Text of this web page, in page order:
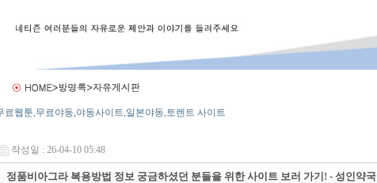
작성일 : 26-04-10 05:48
정품비아그라 복용방법 정보 궁금하셨던 분들을 위한 사이트 보러 가기! - 성인약국